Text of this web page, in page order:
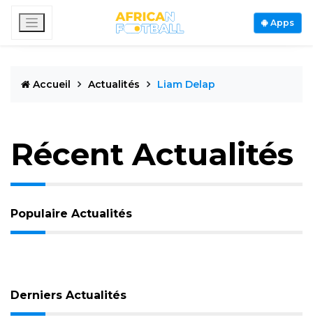
Apps
Accueil Actualités Liam Delap
Récent Actualités
Populaire Actualités
Derniers Actualités